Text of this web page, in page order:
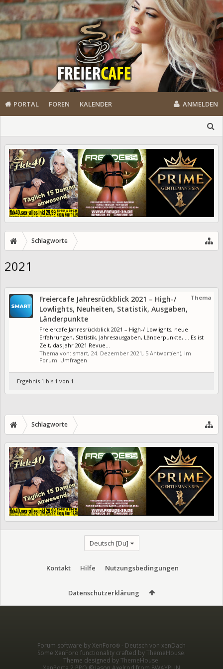
PORTAL FOREN KALENDER ANMELDEN
Schlagworte
2021
Thema
Freiercafe Jahresrückblick 2021 – High-/
Lowlights, Neuheiten, Statistik, Ausgaben,
Länderpunkte
Freiercafe Jahresrückblick 2021 – High-/ Lowlights, neue
Erfahrungen, Statistik, Jahresausgaben, Länderpunkte, … Es ist
Zeit, das Jahr 2021 Revue...
Thema von: smart, 24. Dezember 2021, 5 Antwort(en), im
Forum: Umfragen
Ergebnis 1 bis 1 von 1
Schlagworte
Deutsch [Du]
Kontakt Hilfe Nutzungsbedingungen
Datenschutzerklärung
Forum software by XenForo® - Deutsch von xenDach
Some XenForo functionality crafted byThemeHouse.
Theme designed byThemeHouse.